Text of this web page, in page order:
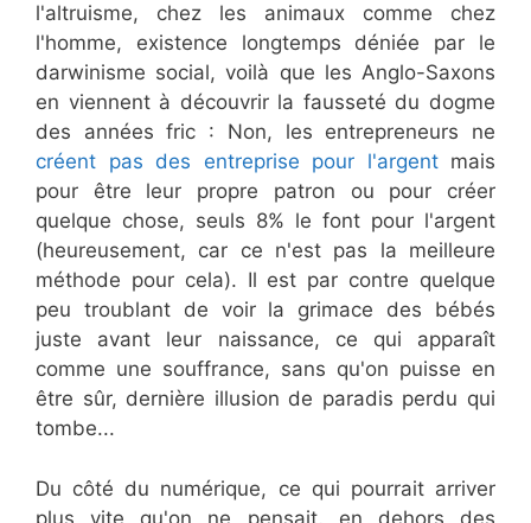
l'altruisme, chez les animaux comme chez
l'homme, existence longtemps déniée par le
darwinisme social, voilà que les Anglo-Saxons
en viennent à découvrir la fausseté du dogme
des années fric : Non, les entrepreneurs ne
créent pas des entreprise pour l'argentmais
pour être leur propre patron ou pour créer
quelque chose, seuls 8% le font pour l'argent
(heureusement, car ce n'est pas la meilleure
méthode pour cela). Il est par contre quelque
peu troublant de voir la grimace des bébés
juste avant leur naissance, ce qui apparaît
comme une souffrance, sans qu'on puisse en
être sûr, dernière illusion de paradis perdu qui
tombe...
Du côté du numérique, ce qui pourrait arriver
plus vite qu'on ne pensait, en dehors des